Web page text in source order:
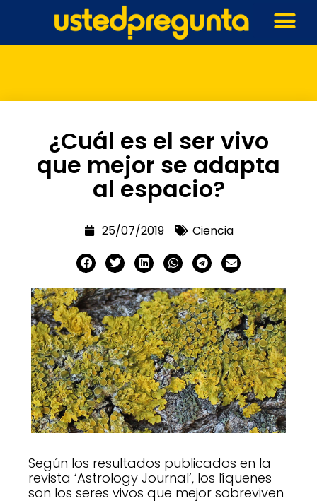
¿Cuál es el ser vivo
que mejor se adapta
al espacio?
25/07/2019 Ciencia
Según los resultados publicados en la
revista ‘Astrology Journal’, los líquenes
son los seres vivos que mejor sobreviven